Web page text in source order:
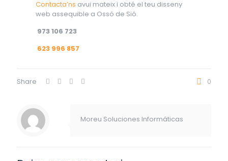
Contacta’ns avui mateix i obté el teu disseny
web assequible a Ossó de Sió.
973 106 723
623 996 857
Share 0
Moreu Soluciones Informáticas